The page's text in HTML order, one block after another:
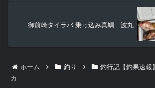
御前崎タイラバ 乗っ込み真鯛 波丸
ホーム 釣り 釣行記【釣果速報】
カ